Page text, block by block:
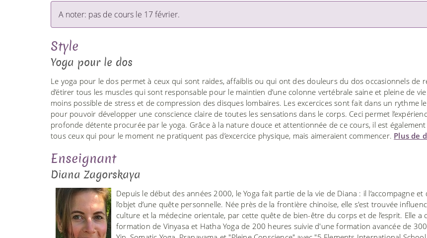
A noter: pas de cours le 17 février.
Style
Yoga pour le dos
Le yoga pour le dos permet à ceux qui sont raides, affaiblis ou qui ont des douleurs du dos occasionnels de
d’étirer tous les muscles qui sont responsable pour le maintien d’une colonne vertébrale saine et pleine de
moins possible de stress et de compression des disques lombaires. Les excercices sont fait dans un rythme
pour pouvoir développer une conscience claire de toutes les sensations dans le corps. Ceci permet
profonde détente procurée par le yoga. Grâce à la nature douce et attentionnée de ce cours, il est
tous ceux qui pour le moment ne pratiquent pas d’excercice physique, mais aimeraient commencer. Plus de
Enseignant
Diana Zagorskaya
Depuis le début des années 2000, le Yoga fait partie de la vie de Diana : il l’accompagne et
l’objet d’une quête personnelle. Née près de la frontière chinoise, elle s'est trouvée
culture et la médecine orientale, par cette quête de bien-être du corps et de l’esprit. Elle a
formation de Vinyasa et Hatha Yoga de 200 heures suivie d'une formation avancée de